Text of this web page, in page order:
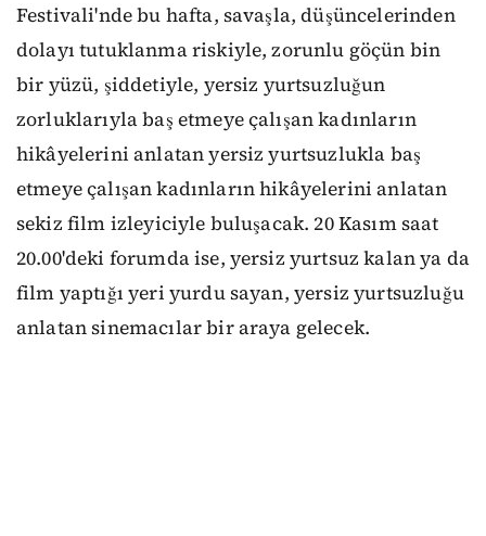
Festivali'nde bu hafta, savaşla, düşüncelerinden
dolayı tutuklanma riskiyle, zorunlu göçün bin
bir yüzü, şiddetiyle, yersiz yurtsuzluğun
zorluklarıyla baş etmeye çalışan kadınların
hikâyelerini anlatan yersiz yurtsuzlukla baş
etmeye çalışan kadınların hikâyelerini anlatan
sekiz film izleyiciyle buluşacak. 20 Kasım saat
20.00'deki forumda ise, yersiz yurtsuz kalan ya da
film yaptığı yeri yurdu sayan, yersiz yurtsuzluğu
anlatan sinemacılar bir araya gelecek.